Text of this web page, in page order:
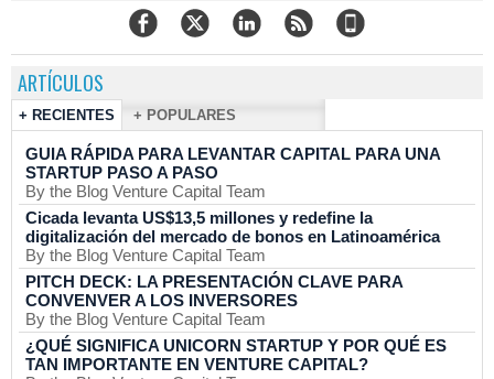
ARTÍCULOS
+ RECIENTES + POPULARES
GUIA RÁPIDA PARA LEVANTAR CAPITAL PARA UNA
STARTUP PASO A PASO
By the Blog Venture Capital Team
Cicada levanta US$13,5 millones y redefine la
digitalización del mercado de bonos en Latinoamérica
By the Blog Venture Capital Team
PITCH DECK: LA PRESENTACIÓN CLAVE PARA
CONVENVER A LOS INVERSORES
By the Blog Venture Capital Team
¿QUÉ SIGNIFICA UNICORN STARTUP Y POR QUÉ ES
TAN IMPORTANTE EN VENTURE CAPITAL?